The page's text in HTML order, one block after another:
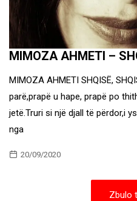
MIMOZA AHMETI –
MIMOZA AHMETI SHQISË,
parë,prapë u hape, prapë po
jetë.Truri si një djall të përdor,i
nga
20/09/2020
Zbulo